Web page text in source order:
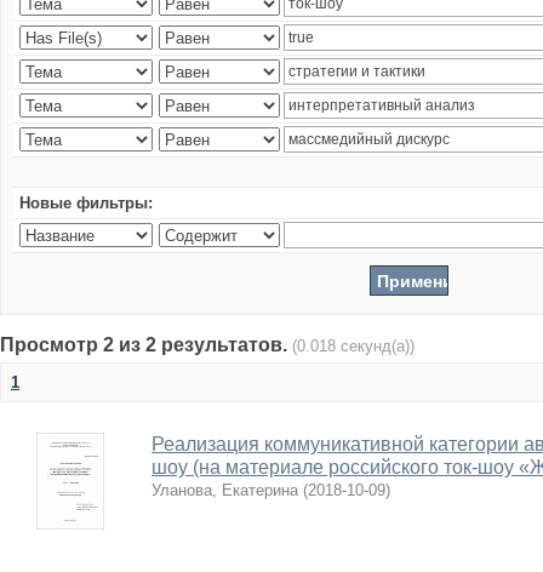
Новые фильтры:
Просмотр 2 из 2 результатов. (0.018 секунд(а))
1
Реализация коммуникативной категории
шоу (на материале российского ток-шоу
Уланова, Екатерина (2018-10-09)